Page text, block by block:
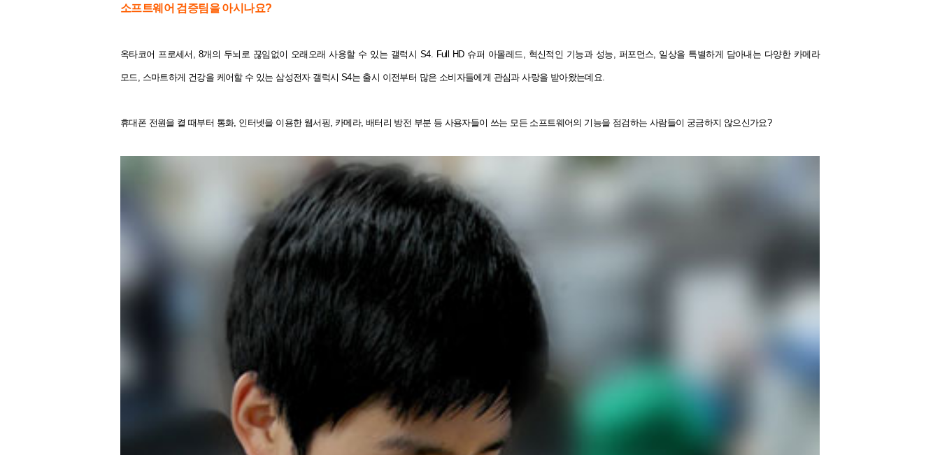
소프트웨어 검증팀을 아시나요?
옥타코어 프로세서, 8개의 두뇌로 끊임없이 오래오래 사용할 수 있는 갤럭시 S4. Full HD 슈퍼 아몰레드, 혁신적인 기능과 성능, 퍼포먼스, 일상을 특별하게 담아내는 다양한 카메라
모드, 스마트하게 건강을 케어할 수 있는 삼성전자 갤럭시 S4는 출시 이전부터 많은 소비자들에게 관심과 사랑을 받아왔는데요.
휴대폰 전원을 켤 때부터 통화, 인터넷을 이용한 웹서핑, 카메라, 배터리 방전 부분 등 사용자들이 쓰는 모든 소프트웨어의 기능을 점검하는 사람들이 궁금하지 않으신가요?